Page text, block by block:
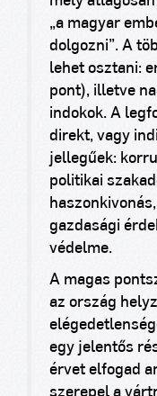
„a magyar
dolgozni”. A
lehet osztani:
pont), illetve
indokok. A
direkt, vagy
jellegűek:
politikai
gazdasági
védelme.
A magas
az ország
egy jelentős
érvet elfogad
szerepel a